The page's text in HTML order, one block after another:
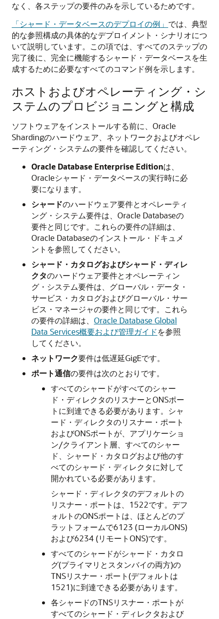
なく、各ステップの要件のみを示しているためです。
「シャード・データベースのデプロイの例」 では、典型
的な参照構成の具体的なデプロイメント・シナリオにつ
いて説明しています。この項では、すべてのステップの
完了後に、完全に機能するシャード・データベースを生
成するために必要なすべてのコマンド例を示します。
ホストおよびオペレーティング・シ
ステムのプロビジョニングと構成
ソフトウェアをインストールする前に、Oracle
Shardingのハードウェア、ネットワークおよびオペレ
ーティング・システムの要件を確認してください。
Oracle Database Enterprise Editionは、
Oracleシャード・データベースの実行時に必
要になります。
シャードのハードウェア要件とオペレーティ
ング・システム要件は、Oracle Databaseの
要件と同じです。これらの要件の詳細は、
Oracle Databaseのインストール・ドキュメ
ントを参照してください。
シャード・カタログおよびシャード・ディレ
クタのハードウェア要件とオペレーティン
グ・システム要件は、グローバル・データ・
サービス・カタログおよびグローバル・サー
ビス・マネージャの要件と同じです。これら
の要件の詳細は、 Oracle Database Global
Data Services概要および管理ガイドを参照
してください。
ネットワーク要件は低遅延GigEです。
ポート通信の要件は次のとおりです。
すべてのシャードがすべてのシャー
ド・ディレクタのリスナーとONSポー
トに到達できる必要があります。シャ
ード・ディレクタのリスナー・ポート
およびONSポートが、アプリケーショ
ン/クライアント層、すべてのシャー
ド、シャード・カタログおよび他のす
べてのシャード・ディレクタに対して
開かれている必要があります。
シャード・ディレクタのデフォルトの
リスナー・ポートは、1522です。デフ
ォルトのONSポートは、ほとんどのプ
ラットフォームで6123 (ローカルONS)
および6234 (リモートONS)です。
すべてのシャードがシャード・カタロ
グ(プライマリとスタンバイの両方)の
TNSリスナー・ポート(デフォルトは
1521)に到達できる必要があります。
各シャードのTNSリスナー・ポートが
すべてのシャード・ディレクタおよび